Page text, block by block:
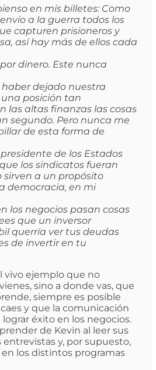
en mis billetes: Como
a la guerra todos los
capturen prisioneros y
así hay más de ellos cada
dinero. Este nunca
haber dejado nuestra
posición tan
las altas finanzas las cosas
segundo. Pero nunca me
de esta forma de
presidente de los Estados
los sindicatos fueran
sirven a un propósito
democracia, en mi
los negocios pasan cosas
que un inversor
querría ver tus deudas
de invertir en tu
vivo ejemplo que no
sino a donde vas, que
siempre es posible
y que la comunicación
éxito en los negocios.
de Kevin al leer sus
entrevistas y, por supuesto,
los distintos programas